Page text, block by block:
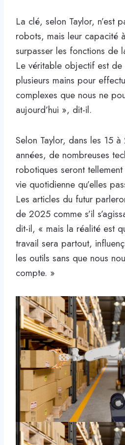
La clé, selon Taylor, n’est
robots, mais leur capacité
surpasser les fonctions de
Le véritable objectif est de
plusieurs mains pour
complexes que nous ne
aujourd’hui », dit-il.
Selon Taylor, dans les 15
années, de nombreuses
robotiques seront
vie quotidienne qu’elles
Les articles du futur
de 2025 comme s’il
dit-il, « mais la réalité est
travail sera partout,
les outils sans que nous
compte. »